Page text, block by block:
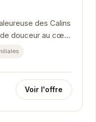
des Calins
douceur au cœur
cet...
Voir l'offre